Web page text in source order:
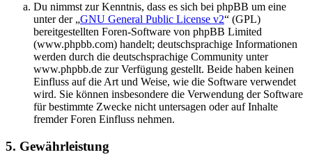
Du nimmst zur Kenntnis, dass es sich bei phpBB um eine
unter der „GNU General Public License v2“ (GPL)
bereitgestellten Foren-Software von phpBB Limited
(www.phpbb.com) handelt; deutschsprachige Informationen
werden durch die deutschsprachige Community unter
www.phpbb.de zur Verfügung gestellt. Beide haben keinen
Einfluss auf die Art und Weise, wie die Software verwendet
wird. Sie können insbesondere die Verwendung der Software
für bestimmte Zwecke nicht untersagen oder auf Inhalte
fremder Foren Einfluss nehmen.
5. Gewährleistung